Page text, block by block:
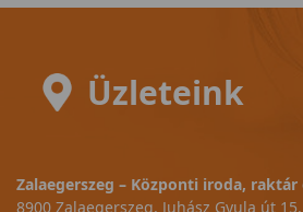
Üzleteink
Zalaegerszeg – Központi iroda, raktár
8900 Zalaegerszeg, Juhász Gyula út 15.